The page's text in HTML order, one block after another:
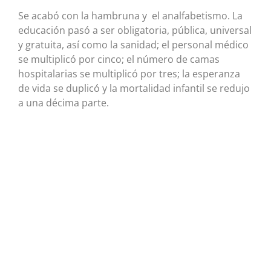
Se acabó con la hambruna y el analfabetismo. La
educación pasó a ser obligatoria, pública, universal
y gratuita, así como la sanidad; el personal médico
se multiplicó por cinco; el número de camas
hospitalarias se multiplicó por tres; la esperanza
de vida se duplicó y la mortalidad infantil se redujo
a una décima parte.